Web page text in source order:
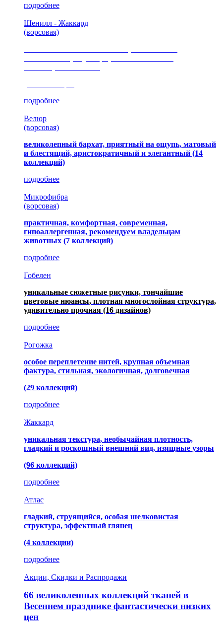
подробнее
Шенилл - Жаккард
(ворсовая)
подробнее
Велюр
(ворсовая)
великолепный бархат, приятный на ощупь, матовый
и блестящий, аристократичный и элегантный (14
коллекций)
подробнее
Микрофибра
(ворсовая)
практичная, комфортная, современная,
гипоаллергенная, рекомендуем владельцам
животных (7 коллекций)
подробнее
Гобелен
уникальные сюжетные рисунки, тончайшие
цветовые нюансы, плотная многослойная структура,
удивительно прочная (16 дизайнов)
подробнее
Рогожка
особое переплетение нитей, крупная объемная
фактура, стильная, экологичная, долговечная
(29 коллекций)
подробнее
Жаккард
уникальная текстура, необычайная плотность,
гладкий и роскошный внешний вид, изящные узоры
(96 коллекций)
подробнее
Атлас
гладкий, струящийся, особая шелковистая
структура, эффектный глянец
(4 коллекции)
подробнее
Акции, Скидки и Распродажи
66 великолепных коллекций тканей в
Весеннем празднике фантастически низких
цен